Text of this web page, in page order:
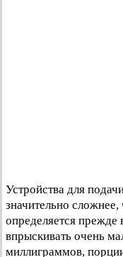
Устройства для
значительно
определяется прежде
впрыскивать очень
миллиграммов,